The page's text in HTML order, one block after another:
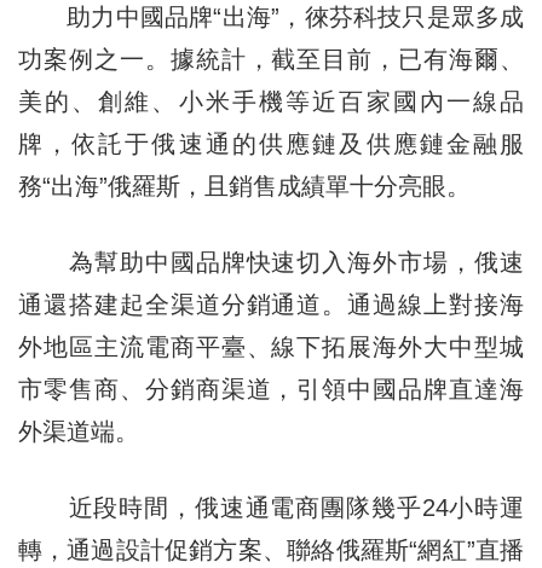
助力中國品牌“出海”，徠芬科技只是眾多成
功案例之一。據統計，截至目前，已有海爾、
美的、創維、小米手機等近百家國內一線品
牌，依託于俄速通的供應鏈及供應鏈金融服
務“出海”俄羅斯，且銷售成績單十分亮眼。
為幫助中國品牌快速切入海外市場，俄速
通還搭建起全渠道分銷通道。通過線上對接海
外地區主流電商平臺、線下拓展海外大中型城
市零售商、分銷商渠道，引領中國品牌直達海
外渠道端。
近段時間，俄速通電商團隊幾乎24小時運
轉，通過設計促銷方案、聯絡俄羅斯“網紅”直播